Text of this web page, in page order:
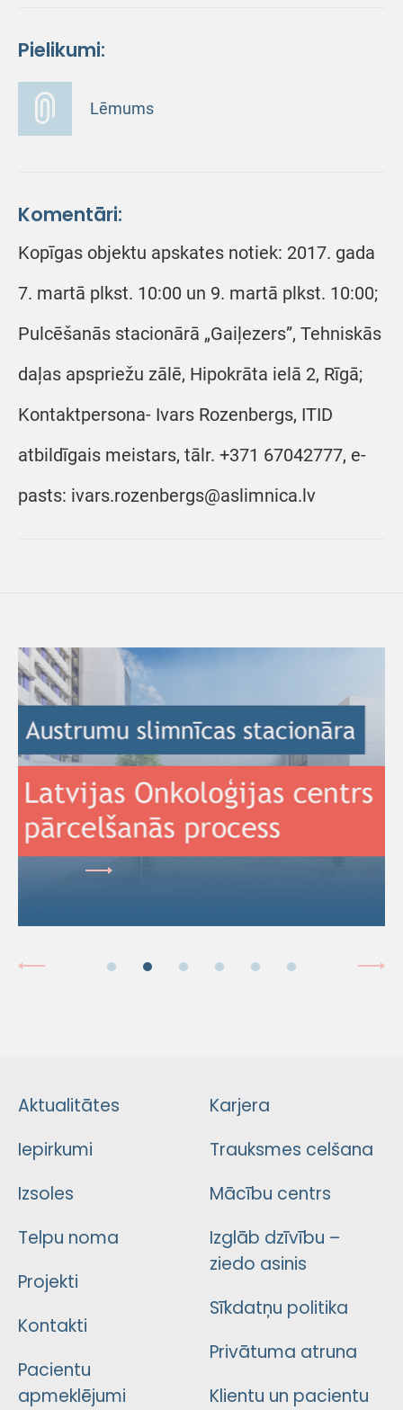
Pielikumi:
Lēmums
Komentāri:
Kopīgas objektu apskates notiek: 2017. gada
7. martā plkst. 10:00 un 9. martā plkst. 10:00;
Pulcēšanās stacionārā „Gaiļezers”, Tehniskās
daļas apspriežu zālē, Hipokrāta ielā 2, Rīgā;
Kontaktpersona- Ivars Rozenbergs, ITID
atbildīgais meistars, tālr. +371 67042777, e-
pasts: ivars.rozenbergs@aslimnica.lv
Aktualitātes
Iepirkumi
Izsoles
Telpu noma
Projekti
Kontakti
Pacientu
apmeklējumi
Karjera
Trauksmes celšana
Mācību centrs
Izglāb dzīvību –
ziedo asinis
Sīkdatņu politika
Privātuma atruna
Klientu un pacientu